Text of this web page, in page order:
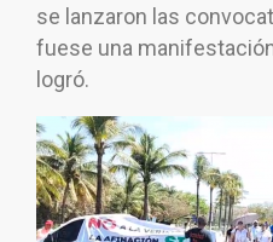
se lanzaron las
fuese una
logró.